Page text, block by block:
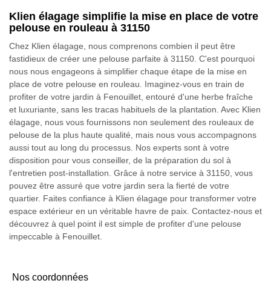
Klien élagage simplifie la mise en place de votre
pelouse en rouleau à 31150
Chez Klien élagage, nous comprenons combien il peut être
fastidieux de créer une pelouse parfaite à 31150. C'est pourquoi
nous nous engageons à simplifier chaque étape de la mise en
place de votre pelouse en rouleau. Imaginez-vous en train de
profiter de votre jardin à Fenouillet, entouré d'une herbe fraîche
et luxuriante, sans les tracas habituels de la plantation. Avec Klien
élagage, nous vous fournissons non seulement des rouleaux de
pelouse de la plus haute qualité, mais nous vous accompagnons
aussi tout au long du processus. Nos experts sont à votre
disposition pour vous conseiller, de la préparation du sol à
l'entretien post-installation. Grâce à notre service à 31150, vous
pouvez être assuré que votre jardin sera la fierté de votre
quartier. Faites confiance à Klien élagage pour transformer votre
espace extérieur en un véritable havre de paix. Contactez-nous et
découvrez à quel point il est simple de profiter d'une pelouse
impeccable à Fenouillet.
Nos coordonnées